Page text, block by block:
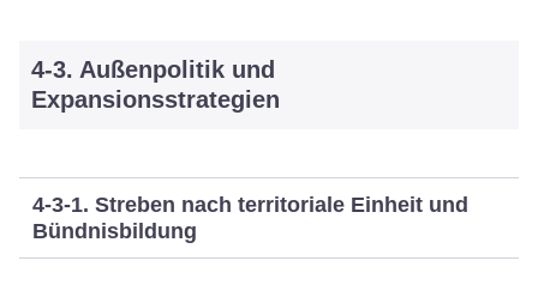
4-3. Außenpolitik und
Expansionsstrategien
4-3-1. Streben nach territoriale Einheit und
Bündnisbildung